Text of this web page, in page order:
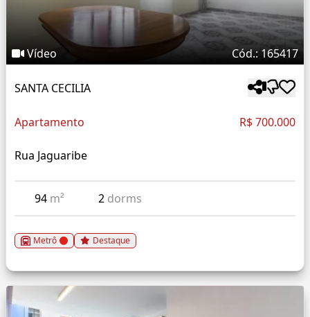
Vídeo Cód.: 165417
SANTA CECILIA
Apartamento R$ 700.000
Rua Jaguaribe
94 m² 2 dorms
Metrô Destaque